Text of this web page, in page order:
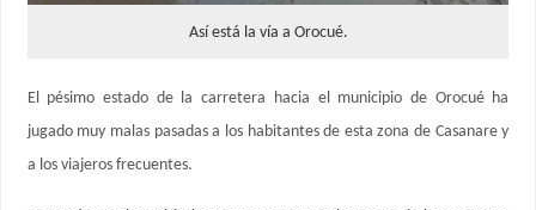
Así está la vía a Orocué.
El pésimo estado de la carretera hacia el municipio de Orocué ha
jugado muy malas pasadas a los habitantes de esta zona de Casanare y
a los viajeros frecuentes.